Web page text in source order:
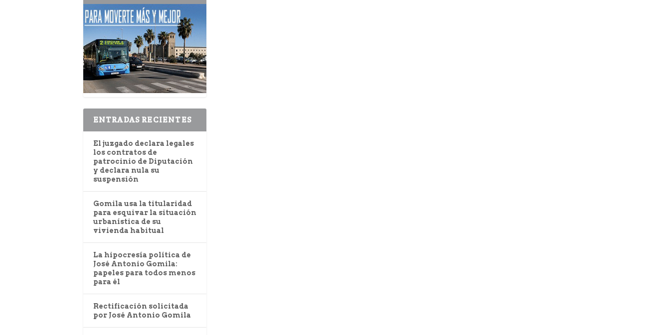
ENTRADAS RECIENTES
El juzgado declara legales
los contratos de
patrocinio de Diputación
y declara nula su
suspensión
Gomila usa la titularidad
para esquivar la situación
urbanística de su
vivienda habitual
La hipocresía política de
José Antonio Gomila:
papeles para todos menos
para él
Rectificación solicitada
por José Antonio Gomila